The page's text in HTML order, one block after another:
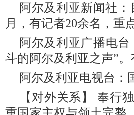
阿尔及利亚新闻社
月，有记者20余名，重
阿尔及利亚广播电
斗的阿尔及利亚之声”。
阿尔及利亚电视台：
【对外关系】 奉行